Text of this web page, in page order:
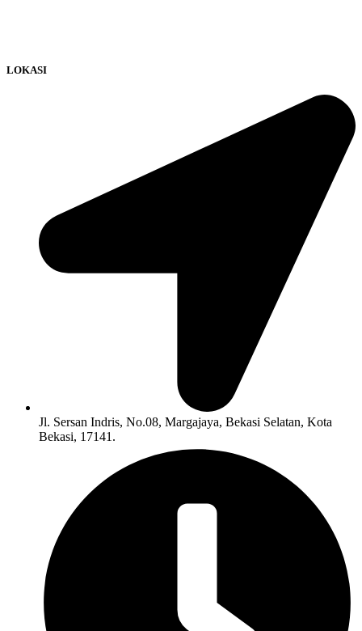
LOKASI
Jl. Sersan Indris, No.08, Margajaya, Bekasi Selatan, Kota
Bekasi, 17141.